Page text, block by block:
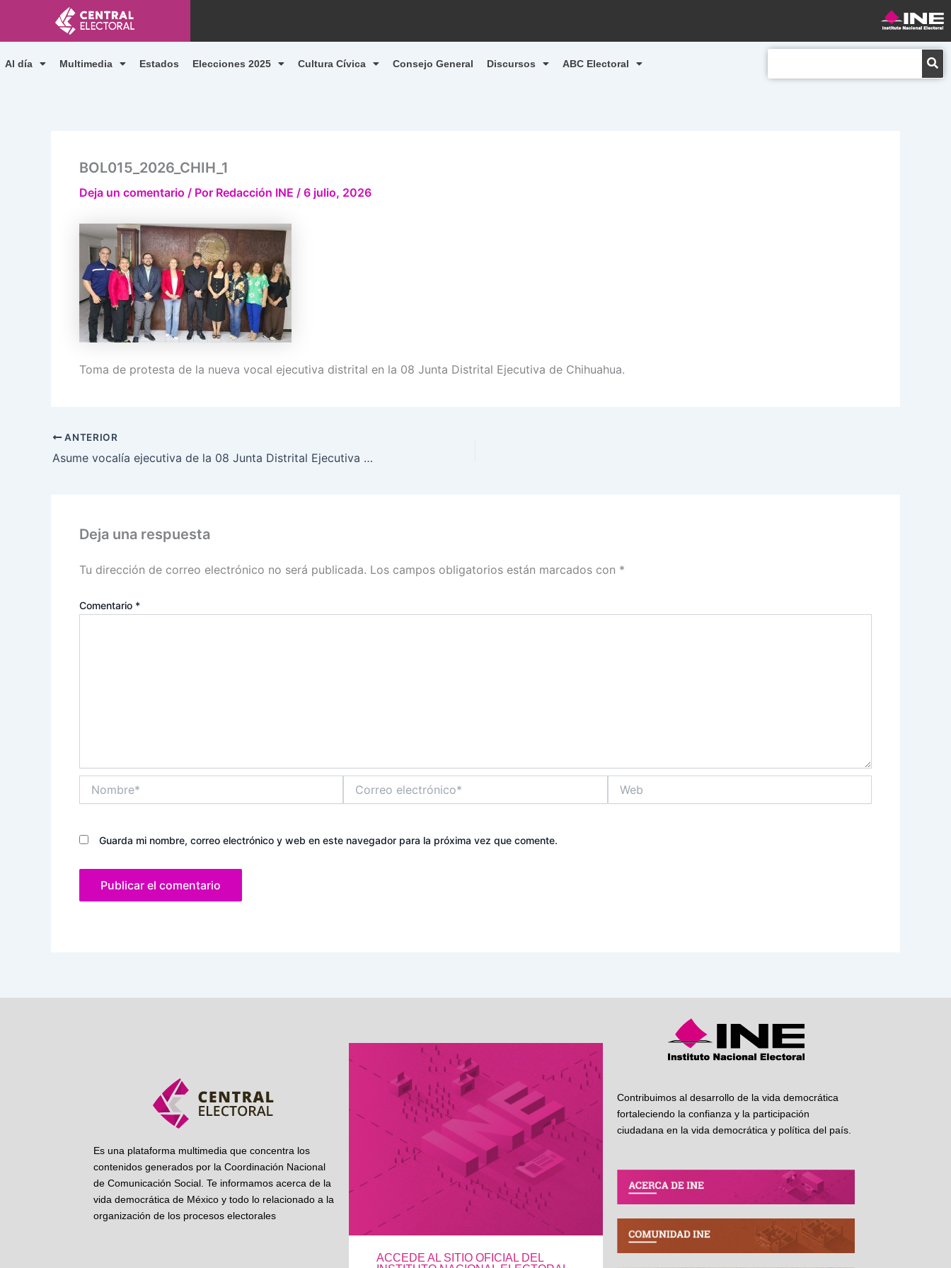
contenido
Al día Multimedia Estados Elecciones 2025 Cultura Cívica Consejo General Discursos ABC Electoral
BOL015_2026_CHIH_1
Deja un comentario / Por Redacción INE / 6 julio, 2026
Toma de protesta de la nueva vocal ejecutiva distrital en la 08 Junta Distrital Ejecutiva de Chihuahua.
ANTERIOR
Asume vocalía ejecutiva de la 08 Junta Distrital Ejecutiva de Chihuahua
Deja una respuesta
Tu dirección de correo electrónico no será publicada. Los campos obligatorios están marcados con *
Comentario *
electrónico*
Guarda mi nombre, correo electrónico y web en este navegador para la próxima vez que comente.
Es una plataforma multimedia que concentra los
contenidos generados por la Coordinación Nacional
de Comunicación Social. Te informamos acerca de la
vida democrática de México y todo lo relacionado a la
organización de los procesos electorales
ACCEDE AL SITIO OFICIAL DEL
Contribuimos al desarrollo de la vida democrática
fortaleciendo la confianza y la participación
ciudadana en la vida democrática y política del país.